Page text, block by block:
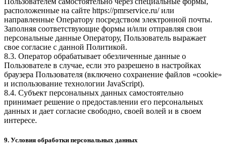
расположенные на сайте https://pmrservice.ru/или
направленные Оператору посредством электронной почты.
Заполняя соответствующие формы и/или отправляя свои
персональные данные Оператору, Пользователь выражает
свое согласие с данной Политикой.
8.3. Оператор обрабатывает обезличенные данные о
Пользователе в случае, если это разрешено в настройках
браузера Пользователя (включено сохранение файлов «cookie»
и использование технологии JavaScript).
8.4. Субъект персональных данных самостоятельно
принимает решение о предоставлении его персональных
данных и дает согласие свободно, своей волей и в своем
интересе.
9. Условия обработки персональных данных